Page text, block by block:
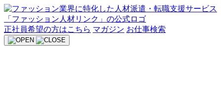
Skip
to
content
正社員希望の方はこちら マガジン お仕事検索